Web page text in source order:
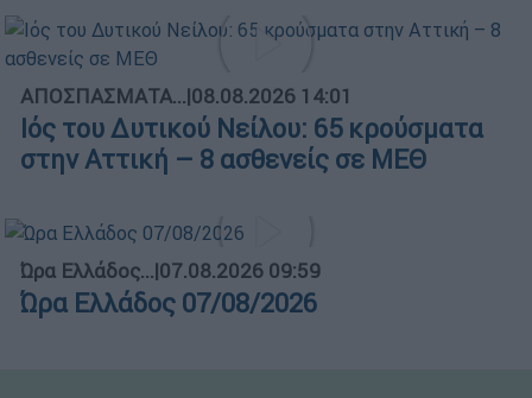
ΑΠΟΣΠΑΣΜΑΤΑ...|08.08.2026 14:01
Ιός του Δυτικού Νείλου: 65 κρούσματα
στην Αττική – 8 ασθενείς σε ΜΕΘ
Ώρα Ελλάδος...|07.08.2026 09:59
Ώρα Ελλάδος 07/08/2026